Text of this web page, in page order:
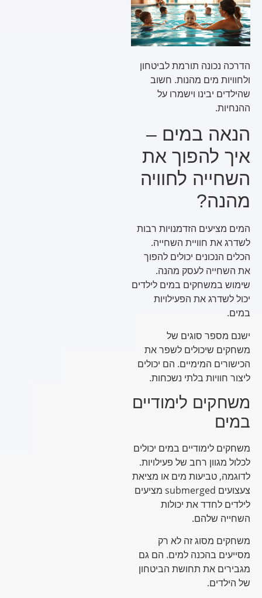
הדרכה נכונה תורמת לביטחון
ולחוויות מים מהנות. חשוב
שהילדים יבינו וישמרו על
ההנחיות.
הנאה במים –
איך להפוך את
השחייה לחוויה
מהנה?
המים מציעים הזדמנויות רבות
לשדרג את חוויית השחייה.
הכלים הנכונים יכולים להפוך
את השחייה לעסק מהנה.
שימוש במשחקים במים לילדים
יכול לשדרג את הפעילויות
במים.
ישנם מספר סוגים של
משחקים שיכולים לשפר את
הכישורים המימיים. הם יכולים
ליצור חוויות בלתי נשכחות.
משחקים לימודיים
במים
משחקים לימודיים במים יכולים
לכלול מגוון רחב של פעילויות.
לדוגמה, טביעות מים או מציאת
צעצועים submerged מציעים
לילדים לחדד את יכולות
השחייה שלהם.
משחקים מסוג זה לא רק
מסייעים בהכנה למים. הם גם
מגבירים את תחושת הביטחון
של הילדים.